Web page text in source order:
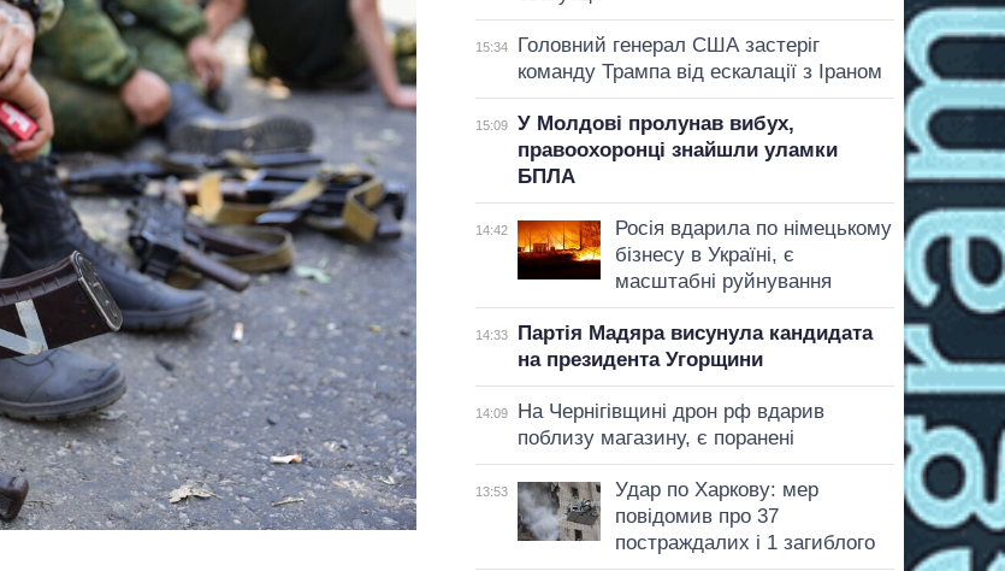
15:34
Головний генерал США застеріг
команду Трампа від ескалації з Іраном
15:09
У Молдові пролунав вибух,
правоохоронці знайшли уламки
БПЛА
14:42
Росія вдарила по німецькому
бізнесу в Україні, є
масштабні руйнування
14:33
Партія Мадяра висунула кандидата
на президента Угорщини
14:09
На Чернігівщині дрон рф вдарив
поблизу магазину, є поранені
13:53
Удар по Харкову: мер
повідомив про 37
постраждалих і 1 загиблого